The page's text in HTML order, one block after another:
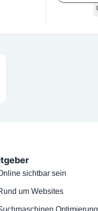
sichtbar sein
um Websites
Optimierung